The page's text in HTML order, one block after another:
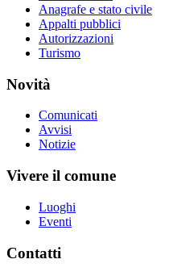
Anagrafe e stato civile
Appalti pubblici
Autorizzazioni
Turismo
Novità
Comunicati
Avvisi
Notizie
Vivere il comune
Luoghi
Eventi
Contatti